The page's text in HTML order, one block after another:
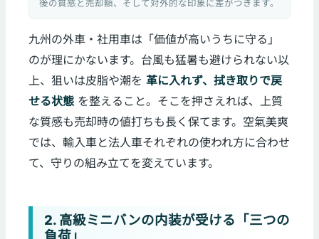
後の質感と売却額、そして対外的な印象に差がつきます。
九州の外車・社用車は「価値が高いうちに守る」
のが理にかないます。台風も猛暑も避けられない以
上、狙いは皮脂や潮を革に入れず、拭き取りで戻
せる状態 を整えること。そこを押さえれば、上質
な質感も売却時の値打ちも長く保てます。空氣美爽
では、輸入車と法人車それぞれの使われ方に合わせ
て、守りの組み立てを変えています。
2. 高級ミニバンの内装が受ける「三つの
負荷」